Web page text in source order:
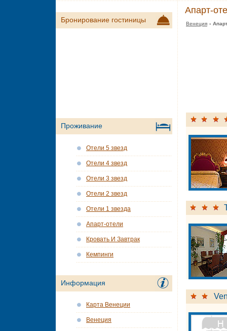
Апарт-
Венеция ›
Бронирование гостиницы
Проживание
Отели 5 звезд
Отели 4 звезд
Отели 3 звезд
Отели 2 звезд
Отели 1 звезда
Апарт-отели
Кровать И Завтрак
Кемпинги
Информация
Карта Венеции
Венеция